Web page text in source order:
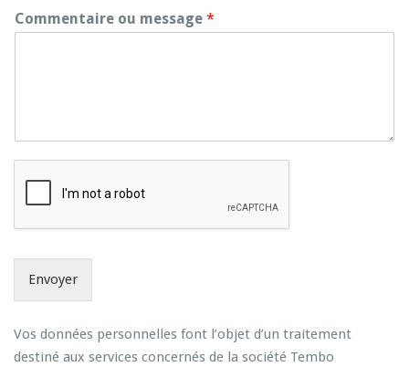
Commentaire ou message *
Envoyer
Vos données personnelles font l’objet d’un traitement
destiné aux services concernés de la société Tembo